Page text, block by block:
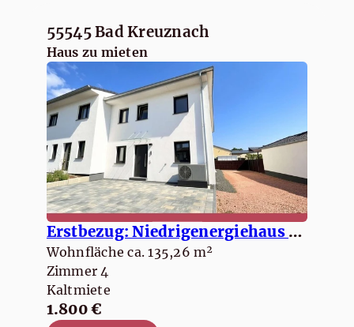
55545 Bad Kreuznach
Haus zu mieten
Erstbezug: Niedrigenergiehaus mit großer Terrasse und moderner Einbauküche
Wohnfläche ca. 135,26 m²
Zimmer 4
Kaltmiete
1.800 €